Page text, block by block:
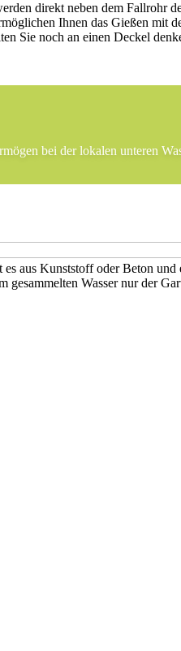
direkt neben dem Fallrohr
Ihnen das Gießen mit
Sie noch an einen Deckel
bei der lokalen unteren
aus Kunststoff oder Beton
Wasser nur der